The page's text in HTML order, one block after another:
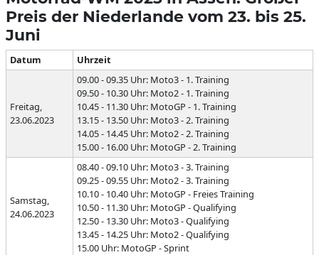
Preis der Niederlande vom 23. bis 25.
Juni
Datum Uhrzeit
Freitag,
23.06.2023
09.00 - 09.35 Uhr: Moto3 - 1. Training
09.50 - 10.30 Uhr: Moto2 - 1. Training
10.45 - 11.30 Uhr: MotoGP - 1. Training
13.15 - 13.50 Uhr: Moto3 - 2. Training
14.05 - 14.45 Uhr: Moto2 - 2. Training
15.00 - 16.00 Uhr: MotoGP - 2. Training
Samstag,
24.06.2023
08.40 - 09.10 Uhr: Moto3 - 3. Training
09.25 - 09.55 Uhr: Moto2 - 3. Training
10.10 - 10.40 Uhr: MotoGP - Freies Training
10.50 - 11.30 Uhr: MotoGP - Qualifying
12.50 - 13.30 Uhr: Moto3 - Qualifying
13.45 - 14.25 Uhr: Moto2 - Qualifying
15.00 Uhr: MotoGP - Sprint